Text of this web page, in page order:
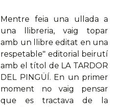
Mentre feia una ullada a
una llibreria, vaig topar
amb un llibre editat en una
respetable" editorial beirutí
amb el títol de LA TARDOR
DEL PINGÜÍ. En un primer
moment no vaig pensar
que es tractava de la